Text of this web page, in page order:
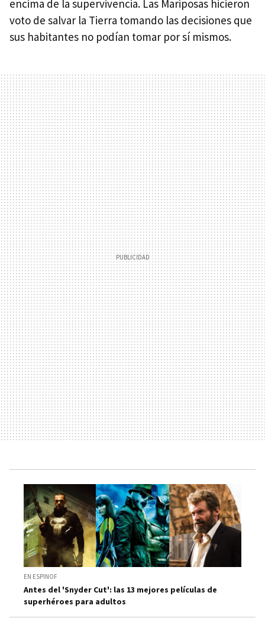
encima de la supervivencia. Las Mariposas hicieron
voto de salvar la Tierra tomando las decisiones que
sus habitantes no podían tomar por sí mismos.
EN ESPINOF
Antes del 'Snyder Cut': las 13 mejores películas de
superhéroes para adultos